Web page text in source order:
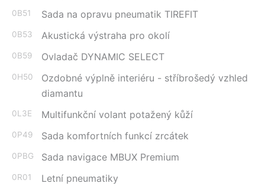
0B51 Sada na opravu pneumatik TIREFIT
0B53 Akustická výstraha pro okolí
0B59 Ovladač DYNAMIC SELECT
0H50
Ozdobné výplně interiéru - stříbrošedý vzhled
diamantu
0L3E Multifunkční volant potažený kůží
0P49 Sada komfortních funkcí zrcátek
0PBG Sada navigace MBUX Premium
0R01 Letní pneumatiky